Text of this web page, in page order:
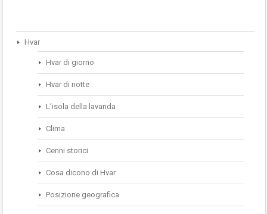
Hvar
Hvar di giorno
Hvar di notte
L’isola della lavanda
Clima
Cenni storici
Cosa dicono di Hvar
Posizione geografica